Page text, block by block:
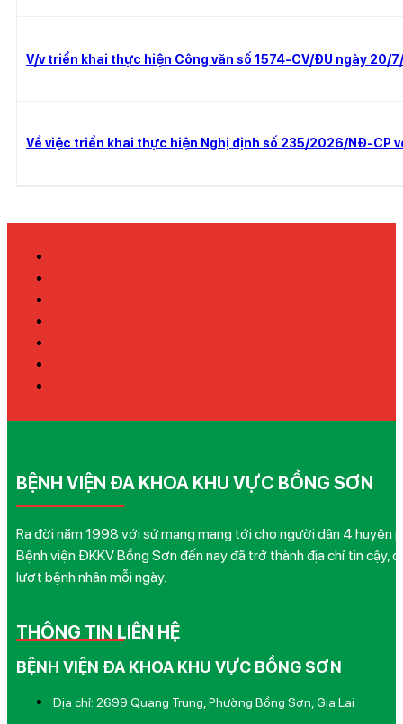
V/v triển khai thực hiện Công văn số 1574-CV/ĐU ngày 20/
Về việc triển khai thực hiện Nghị định số 235/2026/NĐ-CP
BỆNH VIỆN ĐA KHOA KHU VỰC BỒNG SƠN
Ra đời năm 1998 với sứ mạng mang tới cho người dân 4 huyện
Bệnh viện ĐKKV Bồng Sơn đến nay đã trở thành địa chỉ tin cậy,
lượt bệnh nhân mỗi ngày.
THÔNG TIN LIÊN HỆ
BỆNH VIỆN ĐA KHOA KHU VỰC BỒNG SƠN
Địa chỉ: 2699 Quang Trung, Phường Bồng Sơn, Gia Lai